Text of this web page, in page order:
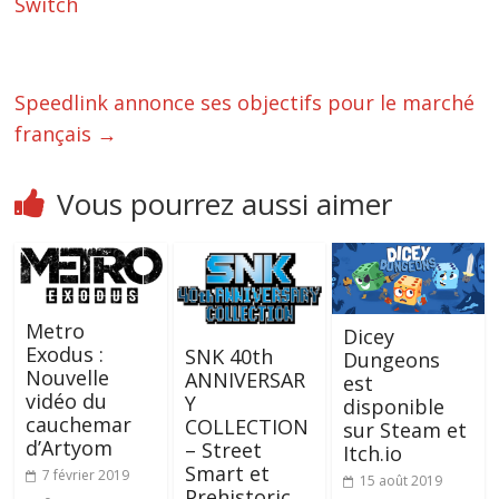
Speedlink annonce ses objectifs pour le marché
français →
Vous pourrez aussi aimer
Metro
Exodus :
Nouvelle
vidéo du
cauchemar
d’Artyom
7 février 2019
SNK 40th
ANNIVERSAR
Y
COLLECTION
– Street
Smart et
Dicey
Dungeons
est
disponible
sur Steam et
Itch.io
15 août 2019